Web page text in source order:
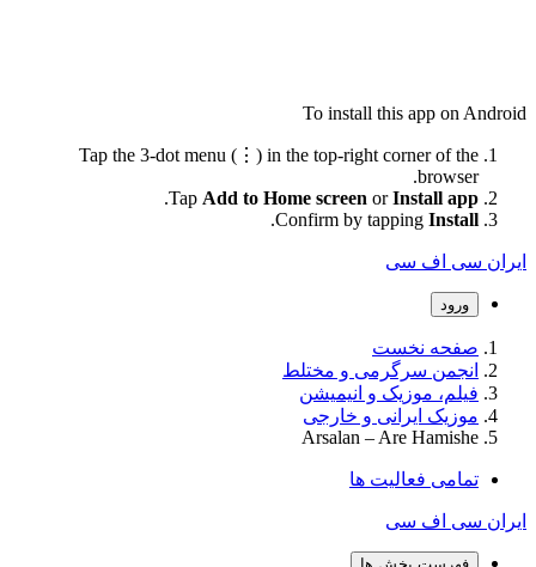
To install this app on Android
Tap the 3-dot menu (⋮) in the top-right corner of the
browser.
Tap Add to Home screen orInstall app
.
Confirm by tapping Install
.
ایران سی اف سی
ورود
صفحه نخست
انجمن سرگرمی و مختلط
فیلم، موزیک و انیمیشن
موزیک ایرانی و خارجی
Arsalan – Are Hamishe
تمامی فعالیت ها
ایران سی اف سی